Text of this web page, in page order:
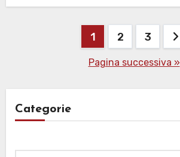
Paginazione
1 2 3
Pagina successiva »
Categorie